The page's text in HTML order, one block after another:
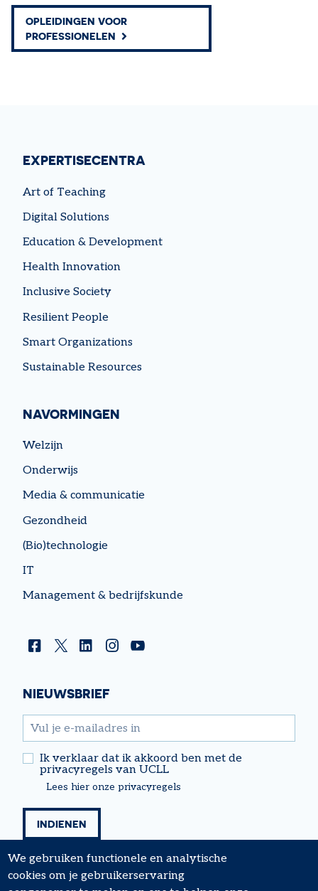
OPLEIDINGEN VOOR
PROFESSIONELEN
EXPERTISECENTRA
Art of Teaching
Digital Solutions
Education & Development
Health Innovation
Inclusive Society
Resilient People
Smart Organizations
Sustainable Resources
NAVORMINGEN
Welzijn
Onderwijs
Media & communicatie
Gezondheid
(Bio)technologie
IT
Management & bedrijfskunde
NIEUWSBRIEF
email
Ik verklaar dat ik akkoord ben met de
privacyregels van UCLL
Lees hier onze privacyregels
We gebruiken functionele en analytische
cookies om je gebruikerservaring